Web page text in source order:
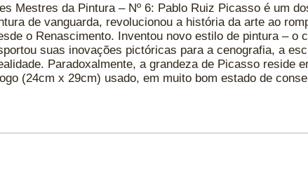
Mestres da Pintura – Nº 6: Pablo Ruiz Picasso é um
de vanguarda, revolucionou a história da arte ao
o Renascimento. Inventou novo estilo de pintura – o
suas inovações pictóricas para a cenografia, a
Paradoxalmente, a grandeza de Picasso reside
(24cm x 29cm) usado, em muito bom estado de